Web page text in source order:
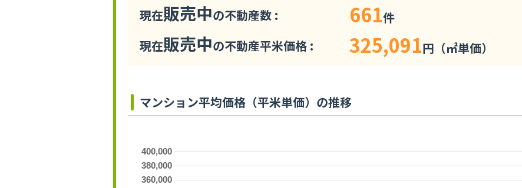
現在販売中の不動産数 : 661件
現在販売中の不動産平米価格 : 325,091円（㎡単価）
マンション平均価格（平米単価）の推移
360,000
380,000
400,000